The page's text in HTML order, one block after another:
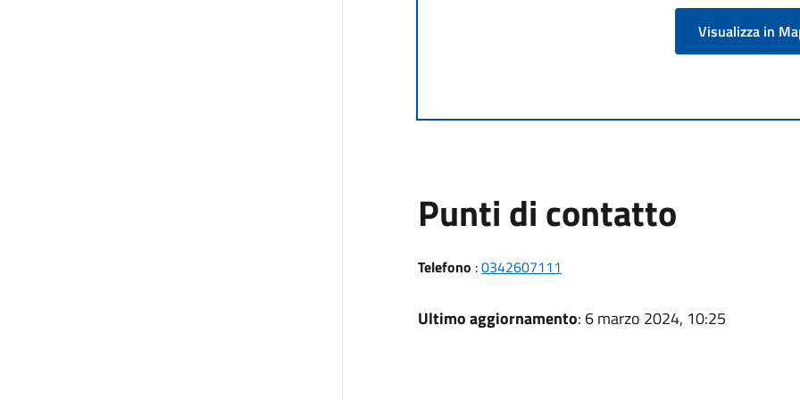
Visualizza in
Punti di contatto
Telefono :0342607111
Ultimo aggiornamento: 6 marzo 2024, 10:25